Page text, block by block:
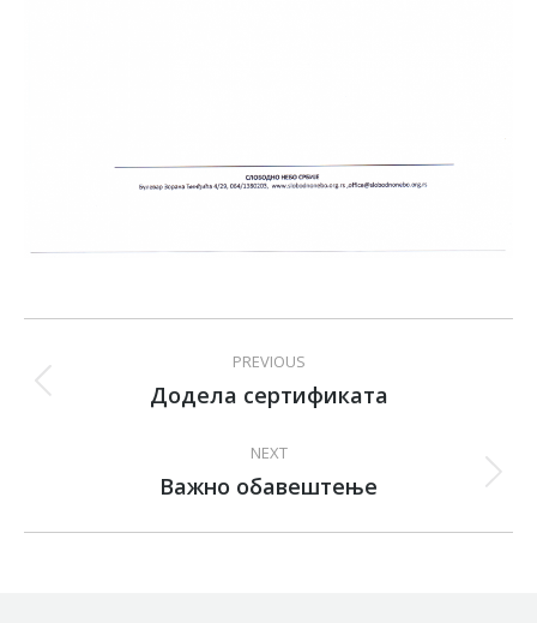
navigation
PREVIOUS
Previous
Додела сертификата
NEXT
Next
Важно обавештење